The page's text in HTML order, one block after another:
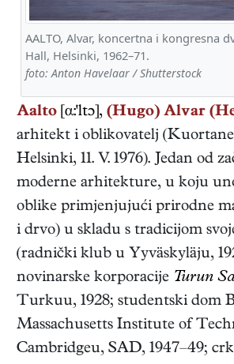
AALTO, Alvar, koncertna i kongresna
Hall, Helsinki, 1962–71.
foto: Anton Havelaar / Shutterstock
Aalto [α:'ltɔ], (Hugo) Alvar
arhitekt i oblikovatelj (Kuortane
Helsinki, 11. V. 1976). Jedan od
moderne arhitekture, u koju
oblike primjenjujući prirodne
i drvo) u skladu s tradicijom
(radnički klub u Yyväskyläju,
novinarske korporacije Turun
Turkuu, 1928; studentski dom
Massachusetts Institute of
Cambridgeu, SAD, 1947–49;